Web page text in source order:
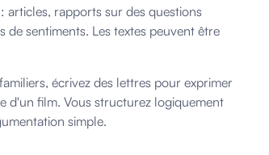
articles, rapports sur des questions
de sentiments. Les textes peuvent être
écrivez des lettres pour exprimer
d'un film. Vous structurez logiquement
simple.